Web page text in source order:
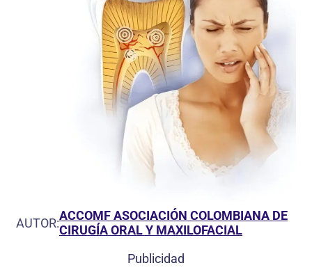
AUTOR:ACCOMF ASOCIACIÓN COLOMBIANA DE
CIRUGÍA ORAL Y MAXILOFACIAL
Publicidad